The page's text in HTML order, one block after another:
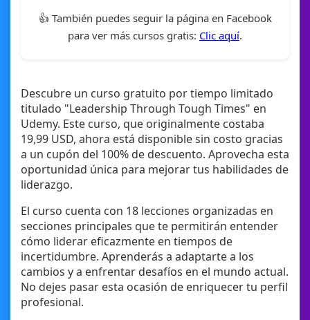
👍 También puedes seguir la página en Facebook
para ver más cursos gratis: Clic aquí.
Descubre un curso gratuito por tiempo limitado
titulado "Leadership Through Tough Times" en
Udemy. Este curso, que originalmente costaba
19,99 USD, ahora está disponible sin costo gracias
a un cupón del 100% de descuento. Aprovecha esta
oportunidad única para mejorar tus habilidades de
liderazgo.
El curso cuenta con 18 lecciones organizadas en
secciones principales que te permitirán entender
cómo liderar eficazmente en tiempos de
incertidumbre. Aprenderás a adaptarte a los
cambios y a enfrentar desafíos en el mundo actual.
No dejes pasar esta ocasión de enriquecer tu perfil
profesional.